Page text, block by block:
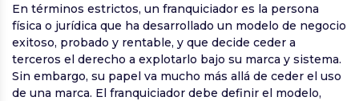
En términos estrictos, un franquiciador es la persona
física o jurídica que ha desarrollado un modelo de negocio
exitoso, probado y rentable, y que decide ceder a
terceros el derecho a explotarlo bajo su marca y sistema.
Sin embargo, su papel va mucho más allá de ceder el uso
de una marca. El franquiciador debe definir el modelo,